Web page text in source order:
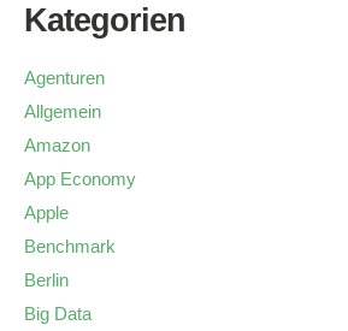
Kategorien
Agenturen
Allgemein
Amazon
App Economy
Apple
Benchmark
Berlin
Big Data